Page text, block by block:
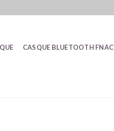
CASQUE BLUETOOTH FNAC